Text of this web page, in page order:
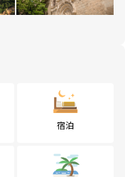
宿泊